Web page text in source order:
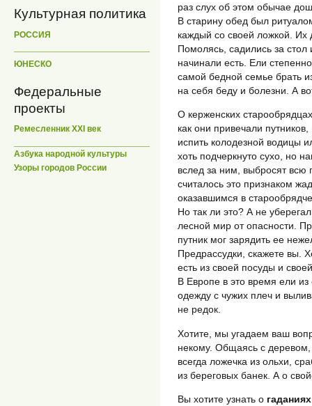
Культурная политика
РОССИЯ
ЮНЕСКО
Федеральные
проекты
Ремесленник XXI век
Азбука народной культуры
Узоры городов России
раз слух об этом обычае
В старину обед был
каждый со своей ложкой. Их
Помолясь, садились за стол
начинали есть. Ели
самой бедной семье брать
на себя беду и болезни. А
О керженских
как они привечали
испить колодезной водицы
хоть подчеркнуто сухо, но
вслед за ним, выбросят всю
считалось это признаком
оказавшимся в
Но так ли это? А не
лесной мир от опасности.
путник мог зарядить ее
Предрассудки, скажете вы.
есть из своей посуды и
В Европе в это время ели
одежду с чужих плеч и
не редок.
Хотите, мы угадаем ваш
некому. Общаясь с
всегда ложечка из ольхи,
из береговых банек. А о
Вы хотите узнать о